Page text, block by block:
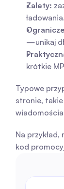
Zalety:
ładowania.
—unikaj
krótkie
Typowe
stronie,
Na
kod